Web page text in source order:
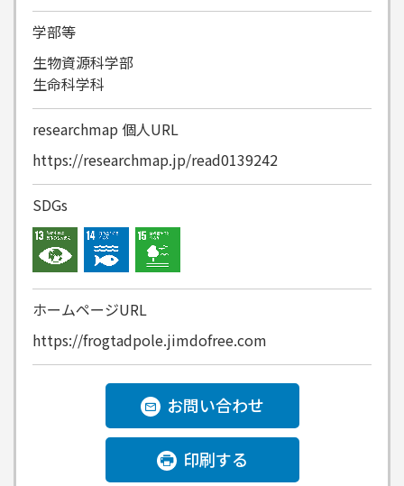
学部等
生物資源科学部
生命科学科
researchmap 個人URL
https://researchmap.jp/read0139242
SDGs
ホームページURL
https://frogtadpole.jimdofree.com
お問い合わせ
印刷する